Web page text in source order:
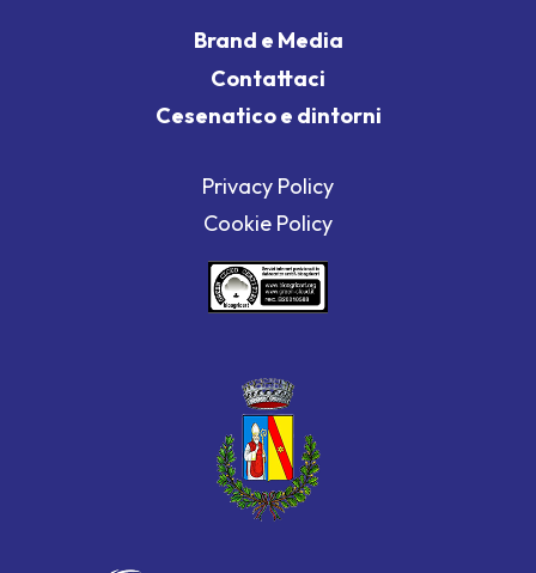
Brand e Media
Contattaci
Cesenatico e dintorni
Privacy Policy
Cookie Policy